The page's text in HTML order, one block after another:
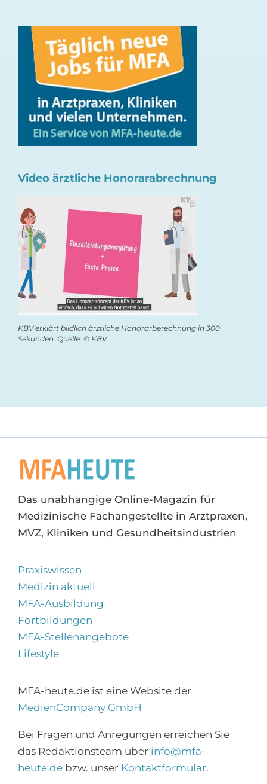
Video ärztliche Honorarabrechnung
KBV erklärt bildlich ärztliche Honorarberechnung in 300
Sekunden. Quelle: © KBV
Das unabhängige Online-Magazin für
Medizinische Fachangestellte in Arztpraxen,
MVZ, Kliniken und Gesundheitsindustrien
Praxiswissen
Medizin aktuell
MFA-Ausbildung
Fortbildungen
MFA-Stellenangebote
Lifestyle
MFA-heute.de ist eine Website der
MedienCompany GmbH
Bei Fragen und Anregungen erreichen Sie
das Redaktionsteam über info@mfa-
heute.debzw. unser Kontaktformular.
Abonnieren Sie den
MFA-Newsletter!